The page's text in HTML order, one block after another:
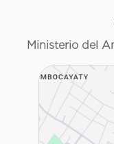
Ministerio del